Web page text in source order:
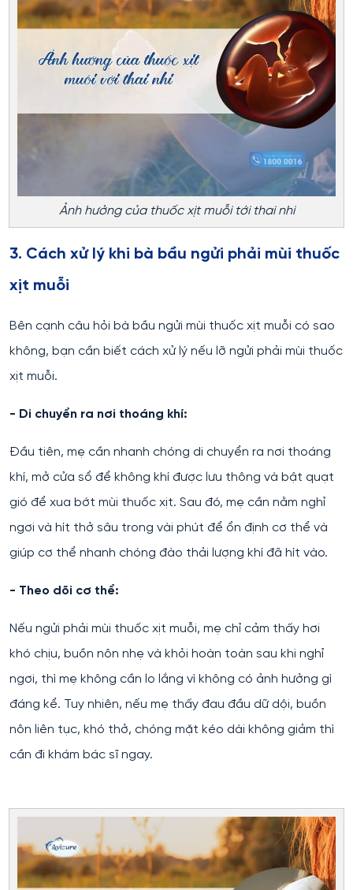
Ảnh hưởng của thuốc xịt muỗi tới thai nhi
3. Cách xử lý khi bà bầu ngửi phải mùi thuốc
xịt muỗi
Bên cạnh câu hỏi bà bầu ngửi mùi thuốc xịt muỗi có sao
không, bạn cần biết cách xử lý nếu lỡ ngửi phải mùi thuốc
xịt muỗi.
- Di chuyển ra nơi thoáng khí:
Đầu tiên, mẹ cần nhanh chóng di chuyển ra nơi thoáng
khí, mở cửa sổ để không khí được lưu thông và bật quạt
gió để xua bớt mùi thuốc xịt. Sau đó, mẹ cần nằm nghỉ
ngơi và hít thở sâu trong vài phút để ổn định cơ thể và
giúp cơ thể nhanh chóng đào thải lượng khí đã hít vào.
- Theo dõi cơ thể:
Nếu ngửi phải mùi thuốc xịt muỗi, mẹ chỉ cảm thấy hơi
khó chịu, buồn nôn nhẹ và khỏi hoàn toàn sau khi nghỉ
ngơi, thì mẹ không cần lo lắng vì không có ảnh hưởng gì
đáng kể. Tuy nhiên, nếu mẹ thấy đau đầu dữ dội, buồn
nôn liên tục, khó thở, chóng mặt kéo dài không giảm thì
cần đi khám bác sĩ ngay.